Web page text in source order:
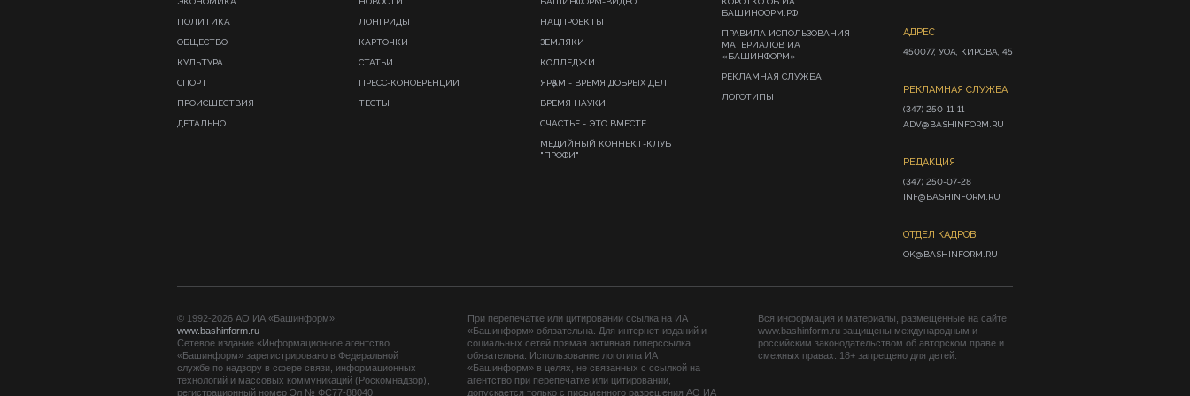
ПОЛИТИКА
ОБЩЕСТВО
КУЛЬТУРА
СПОРТ
ПРОИСШЕСТВИЯ
ДЕТАЛЬНО
ЛОНГРИДЫ
КАРТОЧКИ
СТАТЬИ
ПРЕСС-КОНФЕРЕНЦИИ
ТЕСТЫ
НАЦПРОЕКТЫ
ЗЕМЛЯКИ
КОЛЛЕДЖИ
ЯРҘАМ - ВРЕМЯ ДОБРЫХ ДЕЛ
ВРЕМЯ НАУКИ
СЧАСТЬЕ - ЭТО ВМЕСТЕ
МЕДИЙНЫЙ КОННЕКТ-КЛУБ
"ПРОФИ"
БАШИНФОРМ.РФ
ПРАВИЛА ИСПОЛЬЗОВАНИЯ
МАТЕРИАЛОВ ИА
«БАШИНФОРМ»
РЕКЛАМНАЯ СЛУЖБА
ЛОГОТИПЫ
АДРЕС
450077, УФА, КИРОВА, 45
РЕКЛАМНАЯ СЛУЖБА
(347) 250-11-11
ADV@BASHINFORM.RU
РЕДАКЦИЯ
(347) 250-07-28
INF@BASHINFORM.RU
ОТДЕЛ КАДРОВ
OK@BASHINFORM.RU
© 1992-2026 АО ИА «Башинформ».
www.bashinform.ru
Сетевое издание «Информационное агентство
«Башинформ» зарегистрировано в Федеральной
службе по надзору в сфере связи, информационных
технологий и массовых коммуникаций (Роскомнадзор),
регистрационный номер Эл № ФС77-88040
При перепечатке или цитировании ссылка на ИА
«Башинформ» обязательна. Для интернет-изданий и
социальных сетей прямая активная гиперссылка
обязательна. Использование логотипа ИА
«Башинформ» в целях, не связанных с ссылкой на
агентство при перепечатке или цитировании,
допускается только с письменного разрешения АО ИА
Вся информация и материалы, размещенные на сайте
www.bashinform.ru защищены международным и
российским законодательством об авторском праве и
смежных правах. 18+ запрещено для детей.